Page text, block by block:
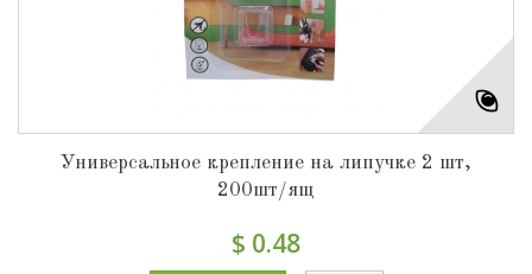
Универсальное крепление на липучке 2 шт,
200шт/ящ
$ 0.48